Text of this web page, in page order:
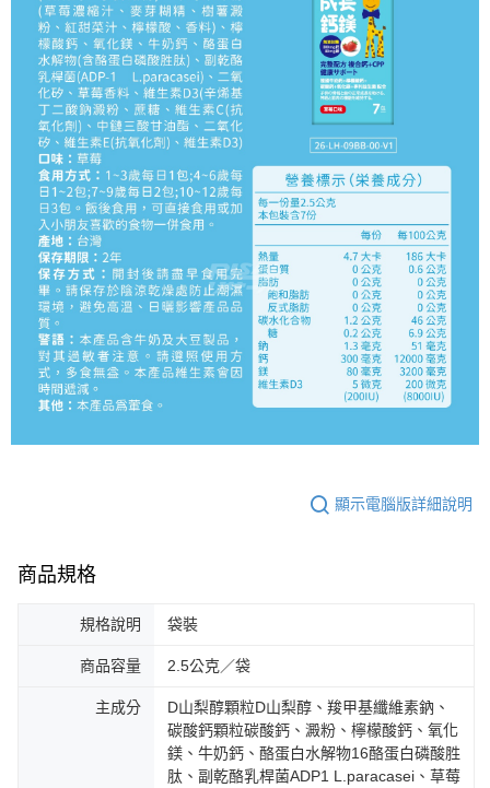
顯示電腦版詳細說明
商品規格
規格說明 袋裝
商品容量 2.5公克／袋
主成分
D山梨醇顆粒D山梨醇、羧甲基纖維素鈉、
碳酸鈣顆粒碳酸鈣、澱粉、檸檬酸鈣、氧化
鎂、牛奶鈣、酪蛋白水解物16酪蛋白磷酸胜
肽、副乾酪乳桿菌ADP1 L.paracasei、草莓